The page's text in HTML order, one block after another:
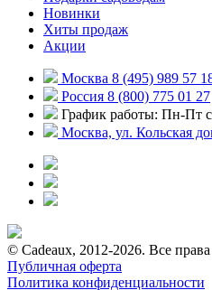
Новинки
Хиты продаж
Акции
Москва 8 (495) 989 57
Россия 8 (800) 775 01 27
График работы: Пн-Пт
Москва, ул. Кольская
© Cadeaux, 2012-2026. Все
Публичная оферта
Политика конфиденциальности